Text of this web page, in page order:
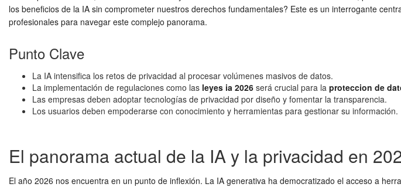
los beneficios de la IA sin comprometer nuestros derechos fundamentales? Este es un interrogante
profesionales para navegar este complejo panorama.
Punto Clave
La IA intensifica los retos de privacidad al procesar volúmenes masivos de datos.
La implementación de regulaciones como las leyes ia 2026 será crucial para la proteccion de
Las empresas deben adoptar tecnologías de privacidad por diseño y fomentar la transparencia.
Los usuarios deben empoderarse con conocimiento y herramientas para gestionar su información.
El panorama actual de la IA y la privacidad en
El año 2026 nos encuentra en un punto de inflexión. La IA generativa ha democratizado el acceso a